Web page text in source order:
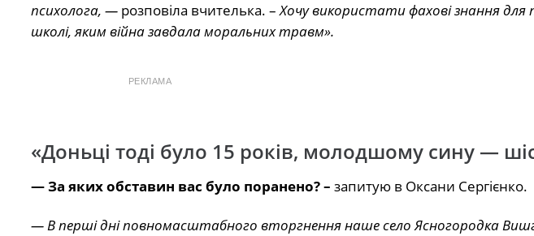
психолога, — розповіла вчителька. –Хочу використати фахові знання для
школі, яким війна завдала моральних травм».
РЕКЛАМА
«Доньці тоді було 15 років, молодшому сину —
— За яких обставин вас було поранено? – запитую в Оксани Сергієнко.
— В перші дні повномасштабного вторгнення наше село Ясногородка